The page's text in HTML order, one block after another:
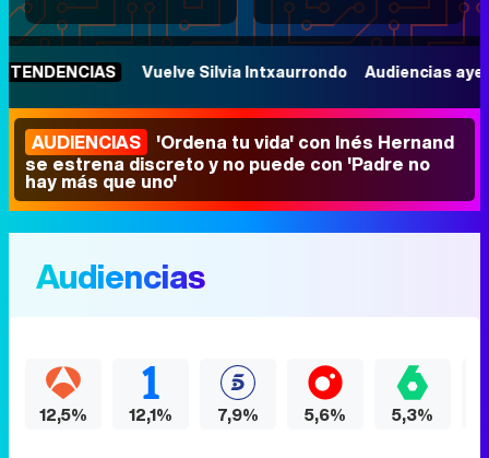
Vuelve Silvia Intxaurrondo Audiencias ayer Barrio
AUDIENCIAS 'Ordena tu vida' con Inés Hernand
se estrena discreto y no puede con 'Padre no
hay más que uno'
Audiencias
12,5% 12,1% 7,9% 5,6% 5,3%